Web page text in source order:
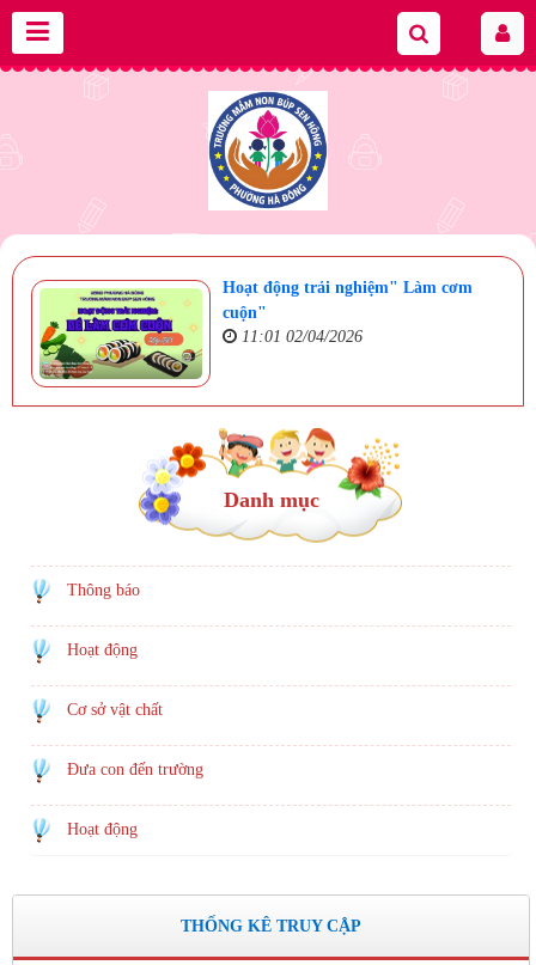
Hoạt động trải nghiệm" Làm cơm
cuộn"
11:01 02/04/2026
Danh mục
Thông báo
Hoạt động
Cơ sở vật chất
Đưa con đến trường
Hoạt động
THỐNG KÊ TRUY CẬP